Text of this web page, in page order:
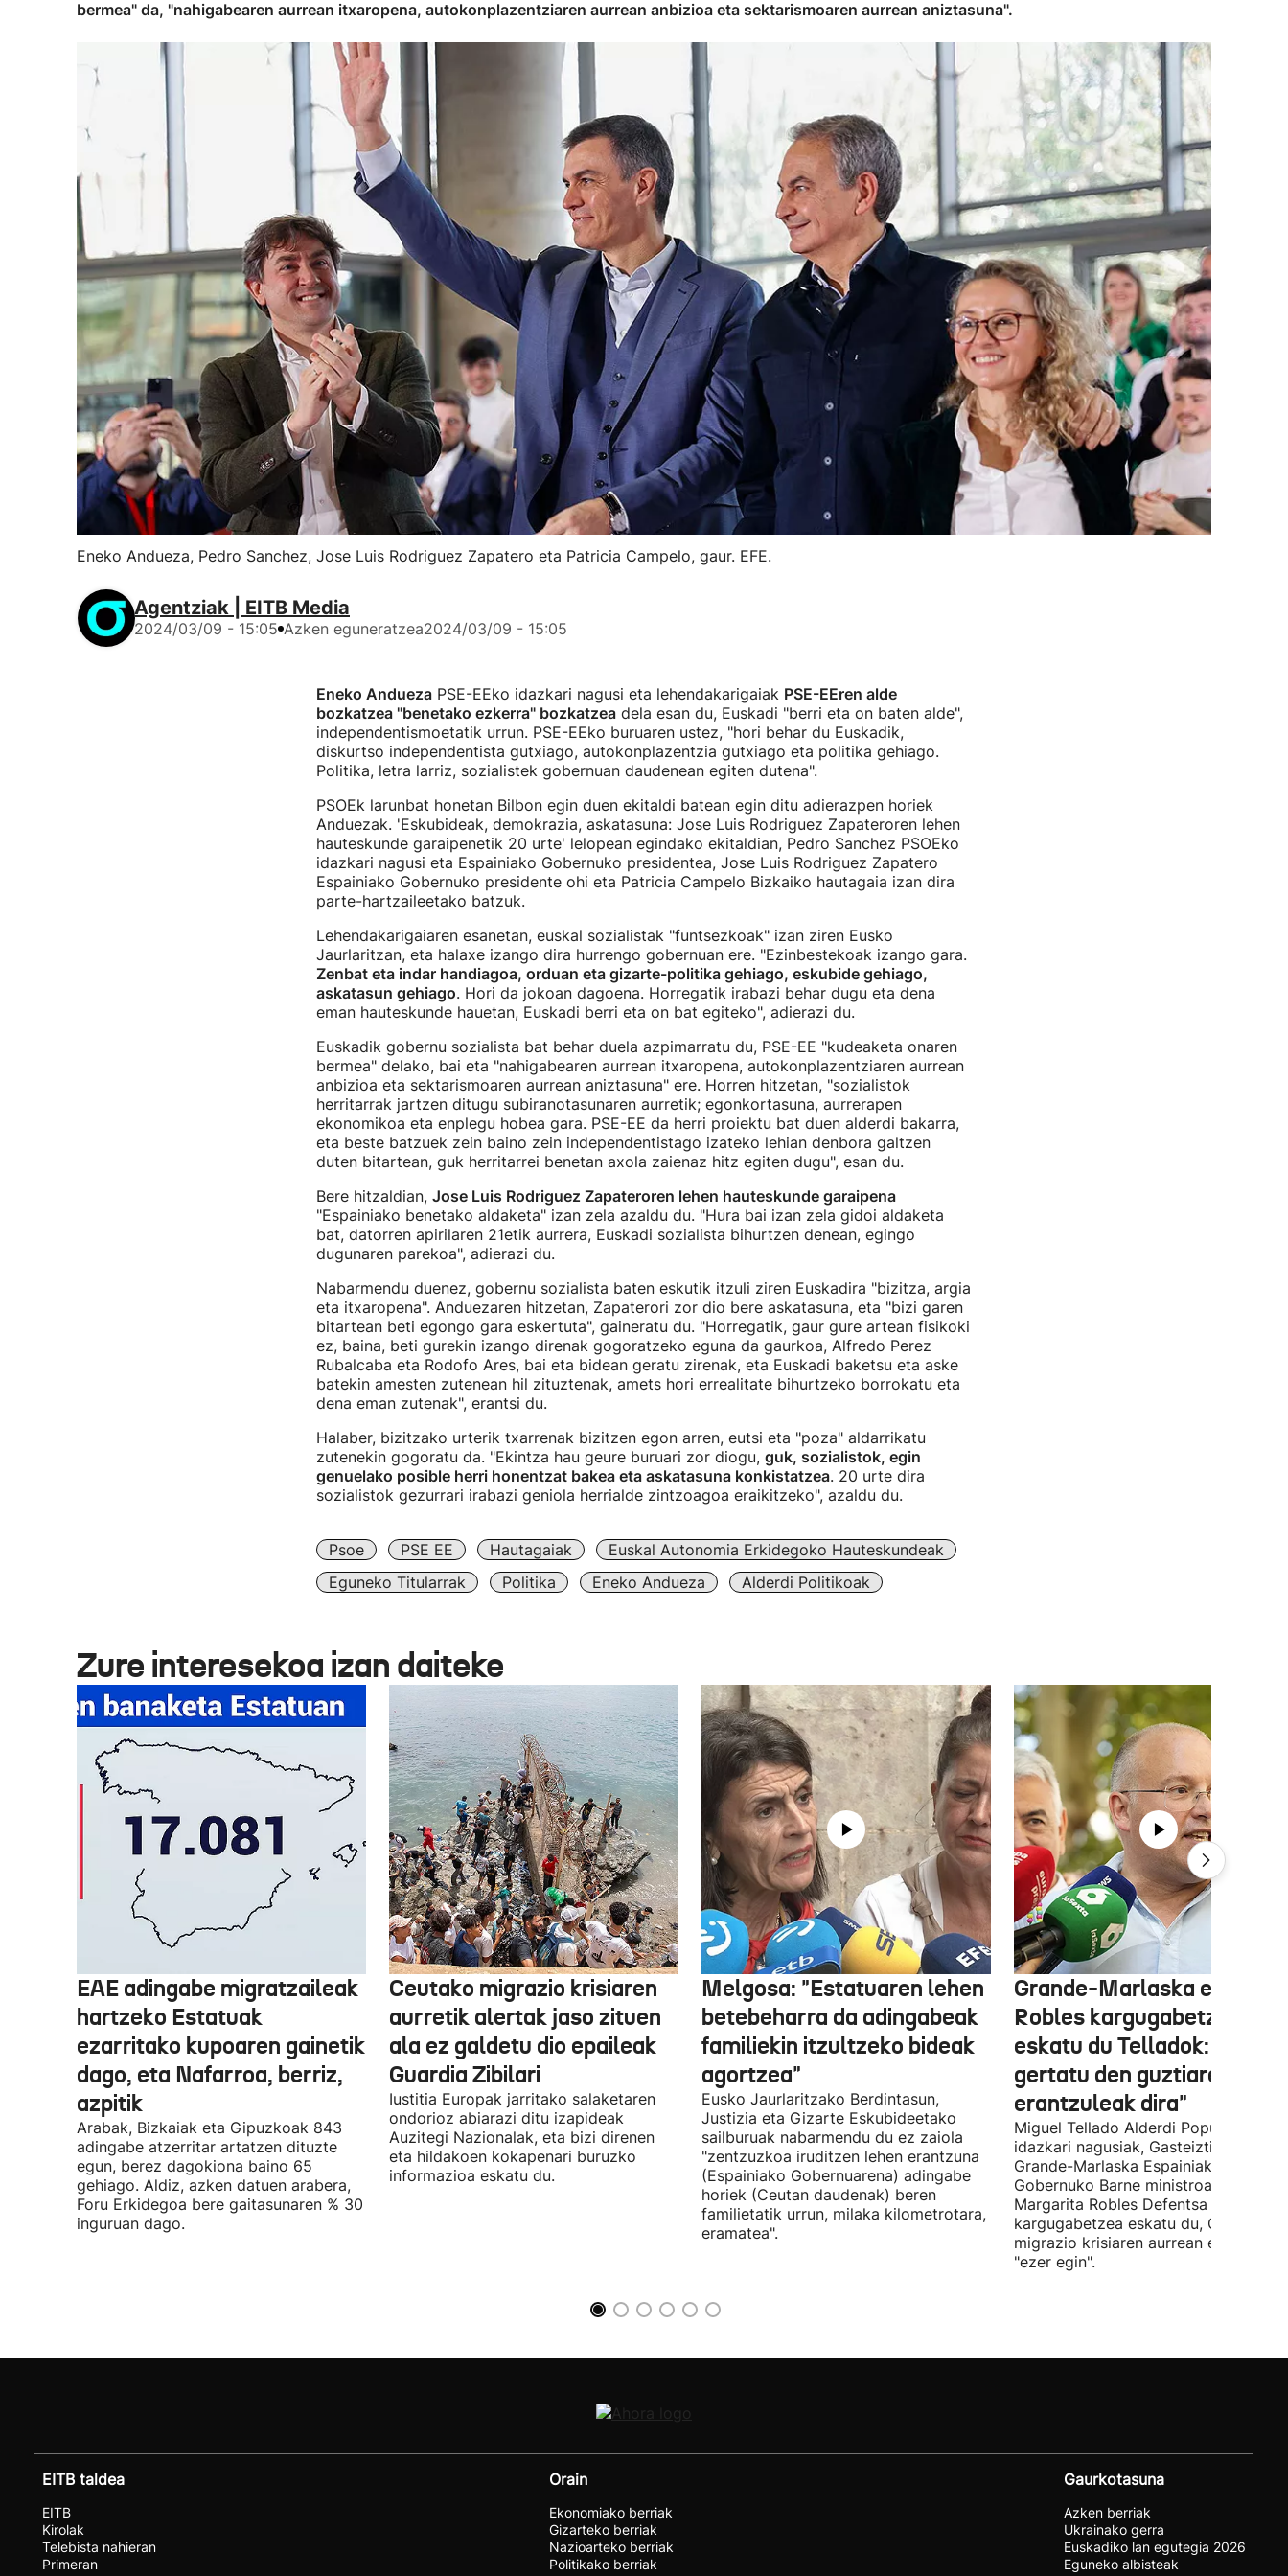
bermea" da, "nahigabearen aurrean itxaropena, autokonplazentziaren aurrean anbizioa eta sektarismoaren aurrean aniztasuna".
Eneko Andueza, Pedro Sanchez, Jose Luis Rodriguez Zapatero eta Patricia Campelo, gaur. EFE.
Agentziak | EITB Media
2024/03/09 - 15:05 Azken eguneratzea2024/03/09 - 15:05
Eneko AnduezaPSE-EEko idazkari nagusi eta lehendakarigaiak PSE-EEren alde
bozkatzea "benetako ezkerra" bozkatzeadela esan du, Euskadi "berri eta on baten alde",
independentismoetatik urrun. PSE-EEko buruaren ustez, "hori behar du Euskadik,
diskurtso independentista gutxiago, autokonplazentzia gutxiago eta politika gehiago.
Politika, letra larriz, sozialistek gobernuan daudenean egiten dutena".
PSOEk larunbat honetan Bilbon egin duen ekitaldi batean egin ditu adierazpen horiek
Anduezak. 'Eskubideak, demokrazia, askatasuna: Jose Luis Rodriguez Zapateroren lehen
hauteskunde garaipenetik 20 urte' lelopean egindako ekitaldian, Pedro Sanchez PSOEko
idazkari nagusi eta Espainiako Gobernuko presidentea, Jose Luis Rodriguez Zapatero
Espainiako Gobernuko presidente ohi eta Patricia Campelo Bizkaiko hautagaia izan dira
parte-hartzaileetako batzuk.
Lehendakarigaiaren esanetan, euskal sozialistak "funtsezkoak" izan ziren Eusko
Jaurlaritzan, eta halaxe izango dira hurrengo gobernuan ere. "Ezinbestekoak izango gara.
Zenbat eta indar handiagoa, orduan eta gizarte-politika gehiago, eskubide gehiago,
askatasun gehiago. Hori da jokoan dagoena. Horregatik irabazi behar dugu eta dena
eman hauteskunde hauetan, Euskadi berri eta on bat egiteko", adierazi du.
Euskadik gobernu sozialista bat behar duela azpimarratu du, PSE-EE "kudeaketa onaren
bermea" delako, bai eta "nahigabearen aurrean itxaropena, autokonplazentziaren aurrean
anbizioa eta sektarismoaren aurrean aniztasuna" ere. Horren hitzetan, "sozialistok
herritarrak jartzen ditugu subiranotasunaren aurretik; egonkortasuna, aurrerapen
ekonomikoa eta enplegu hobea gara. PSE-EE da herri proiektu bat duen alderdi bakarra,
eta beste batzuek zein baino zein independentistago izateko lehian denbora galtzen
duten bitartean, guk herritarrei benetan axola zaienaz hitz egiten dugu", esan du.
Bere hitzaldian, Jose Luis Rodriguez Zapateroren lehen hauteskunde garaipena
"Espainiako benetako aldaketa" izan zela azaldu du. "Hura bai izan zela gidoi aldaketa
bat, datorren apirilaren 21etik aurrera, Euskadi sozialista bihurtzen denean, egingo
dugunaren parekoa", adierazi du.
Nabarmendu duenez, gobernu sozialista baten eskutik itzuli ziren Euskadira "bizitza, argia
eta itxaropena". Anduezaren hitzetan, Zapaterori zor dio bere askatasuna, eta "bizi garen
bitartean beti egongo gara eskertuta", gaineratu du. "Horregatik, gaur gure artean fisikoki
ez, baina, beti gurekin izango direnak gogoratzeko eguna da gaurkoa, Alfredo Perez
Rubalcaba eta Rodofo Ares, bai eta bidean geratu zirenak, eta Euskadi baketsu eta aske
batekin amesten zutenean hil zituztenak, amets hori errealitate bihurtzeko borrokatu eta
dena eman zutenak", erantsi du.
Halaber, bizitzako urterik txarrenak bizitzen egon arren, eutsi eta "poza" aldarrikatu
zutenekin gogoratu da. "Ekintza hau geure buruari zor diogu, guk, sozialistok, egin
genuelako posible herri honentzat bakea eta askatasuna konkistatzea. 20 urte dira
sozialistok gezurrari irabazi geniola herrialde zintzoagoa eraikitzeko", azaldu du.
Psoe PSE EE Hautagaiak
Euskal Autonomia Erkidegoko Hauteskundeak
Eguneko Titularrak
Politika Eneko Andueza Alderdi Politikoak
Zure interesekoa izan daiteke
EAE adingabe migratzaileak
hartzeko Estatuak
ezarritako kupoaren gainetik
dago, eta Nafarroa, berriz,
azpitik
Arabak, Bizkaiak eta Gipuzkoak 843
adingabe atzerritar artatzen dituzte
egun, berez dagokiona baino 65
gehiago. Aldiz, azken datuen arabera,
Foru Erkidegoa bere gaitasunaren % 30
inguruan dago.
Ceutako migrazio krisiaren
aurretik alertak jaso zituen
ala ez galdetu dio epaileak
Guardia Zibilari
Iustitia Europak jarritako salaketaren
ondorioz abiarazi ditu izapideak
Auzitegi Nazionalak, eta bizi direnen
eta hildakoen kokapenari buruzko
informazioa eskatu du.
Melgosa: "Estatuaren lehen
betebeharra da adingabeak
familiekin itzultzeko bideak
agortzea"
Eusko Jaurlaritzako Berdintasun,
Justizia eta Gizarte Eskubideetako
sailburuak nabarmendu du ez zaiola
"zentzuzkoa iruditzen lehen erantzuna
(Espainiako Gobernuarena) adingabe
horiek (Ceutan daudenak) beren
familietatik urrun, milaka kilometrotara,
eramatea".
Grande-Marlaska eta
Robles kargugabetzea
eskatu du Telladok:
gertatu den guztiaren
erantzuleak dira"
Miguel Tellado Alderdi Popularraren
idazkari nagusiak, Gasteiztik,
Grande-Marlaska Espainiako
Gobernuko Barne ministroa eta
Margarita Robles Defentsa ministroa
kargugabetzea eskatu du, Ceutako
migrazio krisiaren aurrean ez
"ezer egin".
EITB taldea
EITB
Kirolak
Telebista nahieran
Primeran
Orain
Ekonomiako berriak
Gizarteko berriak
Nazioarteko berriak
Politikako berriak
Gaurkotasuna
Azken berriak
Ukrainako gerra
Euskadiko lan egutegia 2026
Eguneko albisteak